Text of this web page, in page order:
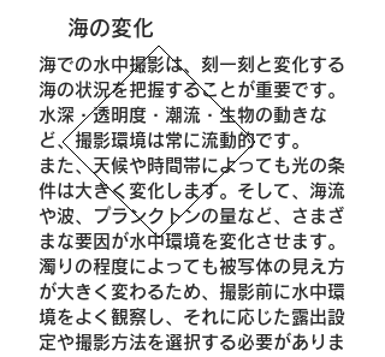
海の変化
海での水中撮影は、刻一刻と変化する
海の状況を把握することが重要です。
水深・透明度・潮流・生物の動きな
ど、撮影環境は常に流動的です。
また、天候や時間帯によっても光の条
件は大きく変化します。そして、海流
や波、プランクトンの量など、さまざ
まな要因が水中環境を変化させます。
濁りの程度によっても被写体の見え方
が大きく変わるため、撮影前に水中環
境をよく観察し、それに応じた露出設
定や撮影方法を選択する必要がありま